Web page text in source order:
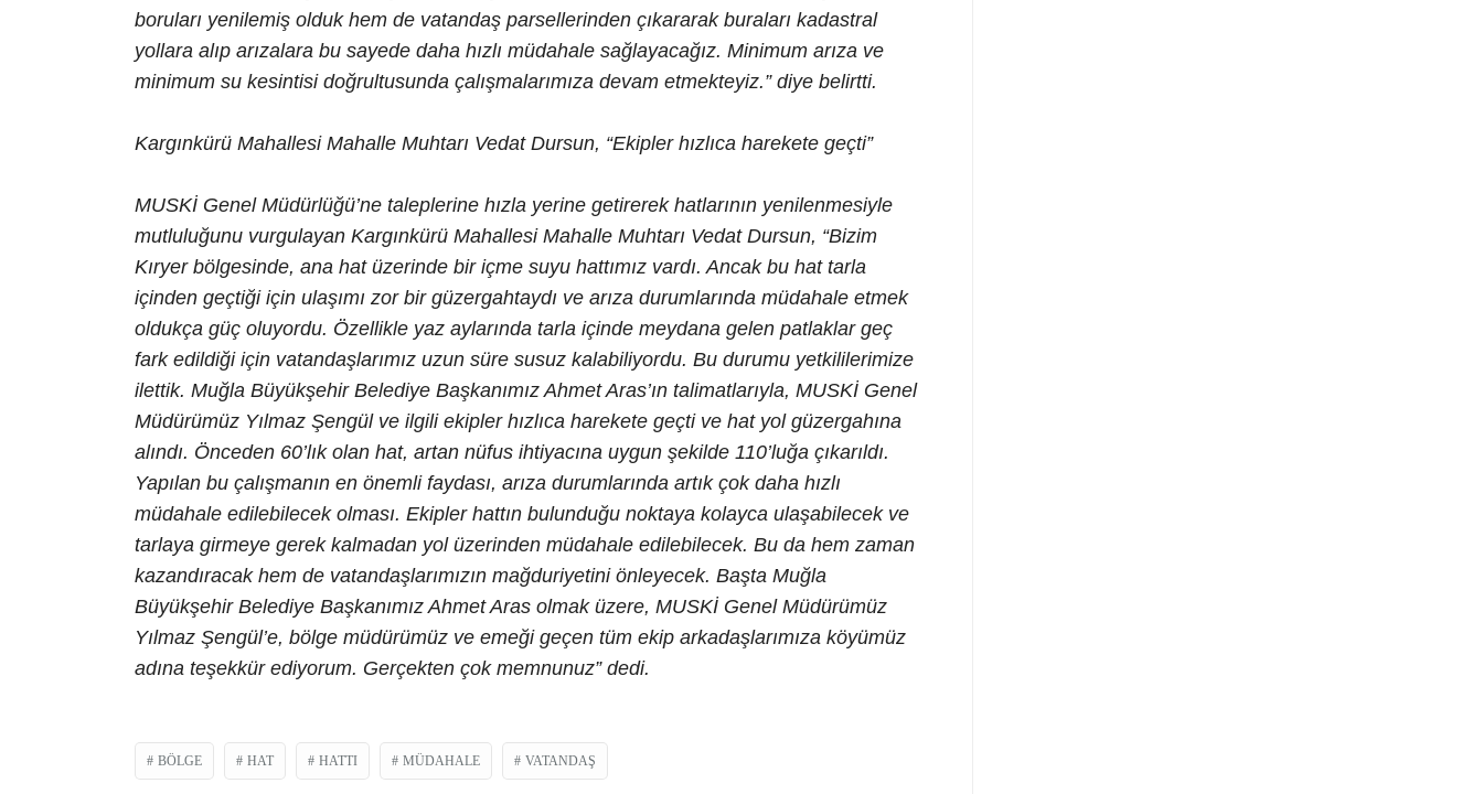
boruları yenilemiş olduk hem de vatandaş parsellerinden çıkararak buraları kadastral
yollara alıp arızalara bu sayede daha hızlı müdahale sağlayacağız. Minimum arıza ve
minimum su kesintisi doğrultusunda çalışmalarımıza devam etmekteyiz.” diye belirtti.
Kargınkürü Mahallesi Mahalle Muhtarı Vedat Dursun, “Ekipler hızlıca harekete geçti”
MUSKİ Genel Müdürlüğü’ne taleplerine hızla yerine getirerek hatlarının yenilenmesiyle
mutluluğunu vurgulayan Kargınkürü Mahallesi Mahalle Muhtarı Vedat Dursun, “Bizim
Kıryer bölgesinde, ana hat üzerinde bir içme suyu hattımız vardı. Ancak bu hat tarla
içinden geçtiği için ulaşımı zor bir güzergahtaydı ve arıza durumlarında müdahale etmek
oldukça güç oluyordu. Özellikle yaz aylarında tarla içinde meydana gelen patlaklar geç
fark edildiği için vatandaşlarımız uzun süre susuz kalabiliyordu. Bu durumu yetkililerimize
ilettik. Muğla Büyükşehir Belediye Başkanımız Ahmet Aras’ın talimatlarıyla, MUSKİ Genel
Müdürümüz Yılmaz Şengül ve ilgili ekipler hızlıca harekete geçti ve hat yol güzergahına
alındı. Önceden 60’lık olan hat, artan nüfus ihtiyacına uygun şekilde 110’luğa çıkarıldı.
Yapılan bu çalışmanın en önemli faydası, arıza durumlarında artık çok daha hızlı
müdahale edilebilecek olması. Ekipler hattın bulunduğu noktaya kolayca ulaşabilecek ve
tarlaya girmeye gerek kalmadan yol üzerinden müdahale edilebilecek. Bu da hem zaman
kazandıracak hem de vatandaşlarımızın mağduriyetini önleyecek. Başta Muğla
Büyükşehir Belediye Başkanımız Ahmet Aras olmak üzere, MUSKİ Genel Müdürümüz
Yılmaz Şengül’e, bölge müdürümüz ve emeği geçen tüm ekip arkadaşlarımıza köyümüz
adına teşekkür ediyorum. Gerçekten çok memnunuz” dedi.
BÖLGE HAT HATTI MÜDAHALE VATANDAŞ